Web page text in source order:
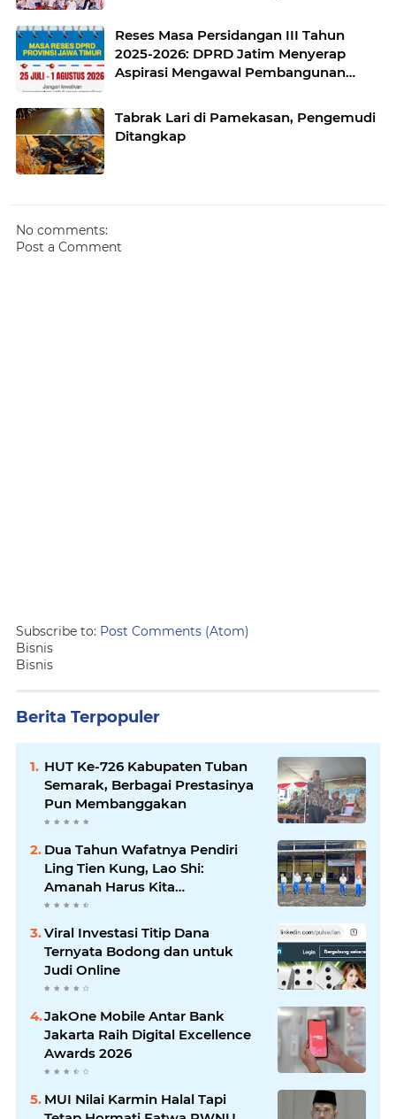
Reses Masa Persidangan III Tahun
2025-2026: DPRD Jatim Menyerap
Aspirasi Mengawal Pembangunan
Tabrak Lari di Pamekasan, Pengemudi
Ditangkap
No comments:
Post a Comment
Subscribe to: Post Comments (Atom)
Bisnis
Bisnis
Berita Terpopuler
HUT Ke-726 Kabupaten Tuban
Semarak, Berbagai Prestasinya
Pun Membanggakan
Dua Tahun Wafatnya Pendiri
Ling Tien Kung, Lao Shi:
Amanah Harus Kita
Laksanakan!
Viral Investasi Titip Dana
Ternyata Bodong dan untuk
Judi Online
JakOne Mobile Antar Bank
Jakarta Raih Digital Excellence
Awards 2026
MUI Nilai Karmin Halal Tapi